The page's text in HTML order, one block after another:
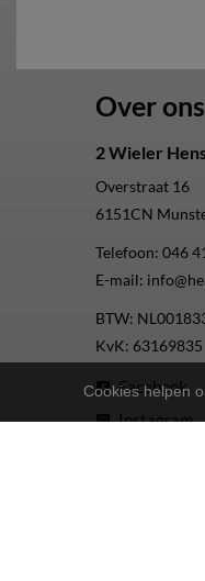
Over ons
2 Wieler
Overstraat 16
6151CN
Telefoon: 046
E-mail:
BTW:
KvK: 63169835
Facebook
Instagram
Cookies helpen